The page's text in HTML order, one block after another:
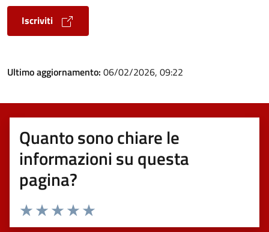
Iscriviti
Ultimo aggiornamento: 06/02/2026, 09:22
Quanto sono chiare le
informazioni su questa
pagina?
Valuta 5 stelle su 5
Valuta 4 stelle su 5
Valuta 3 stelle su 5
Valuta 2 stelle su 5
Valuta 1 stelle su 5